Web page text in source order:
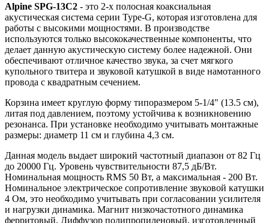
Alpine SPG-13C2 - это 2-х полосная коаксиальная
акустическая система серии Type-G, которая изготовлена для
работы с высокими мощностями. В производстве
используются только высококачественные компоненты, что
делает данную акустическую систему более надежной. Они
обеспечивают отличное качество звука, за счет мягкого
купольного твитера и звуковой катушкой в виде намотанного
провода с квадратным сечением.
Корзина имеет круглую форму типоразмером 5-1/4" (13.5 см),
литая под давлением, поэтому устойчива к возникновению
резонанса. При установке необходимо учитывать монтажные
размеры: диаметр 11 см и глубина 4,3 см.
Данная модель выдает широкий частотный диапазон от 82 Гц
до 20000 Гц. Уровень чувствительности 87,5 дБ/Вт.
Номинальная мощность RMS 50 Вт, а максимальная - 200 Вт.
Номинальное электрическое сопротивление звуковой катушки
4 Ом, это необходимо учитывать при согласовании усилителя
и нагрузки динамика. Магнит низкочастотного динамика
ферритовый. Диффузор полипропиленовый, изготовленный